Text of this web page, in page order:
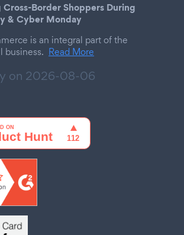
Border Shoppers During
& Cyber Monday
is an integral part of the
business. Read More
on 2026-08-06